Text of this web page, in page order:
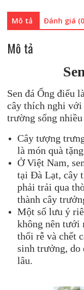
Mô tả Đánh giá
Mô tả
Sen đá Ống điếu
cây thích nghi với
trường sống nhiều
Cây tượng
là món quà
Ở Việt Nam,
tại Đà Lạt, cây
phải trải qua
thành cây
Một số lưu ý
không nên tưới
thối rễ và chết
sinh trưởng, do
lâu.